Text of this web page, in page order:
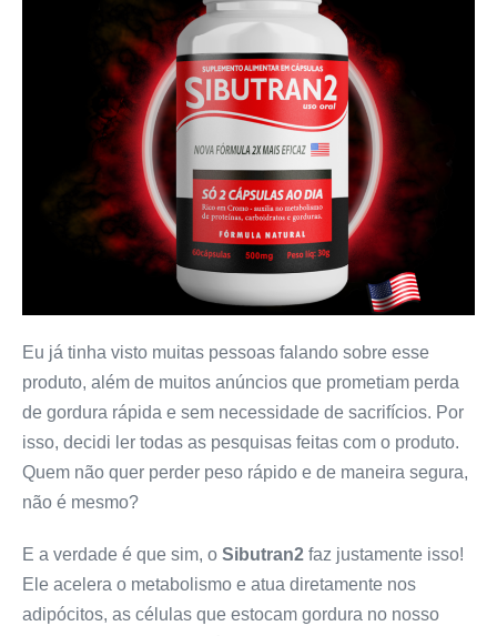
Eu já tinha visto muitas pessoas falando sobre esse
produto, além de muitos anúncios que prometiam perda
de gordura rápida e sem necessidade de sacrifícios. Por
isso, decidi ler todas as pesquisas feitas com o produto.
Quem não quer perder peso rápido e de maneira segura,
não é mesmo?
E a verdade é que sim, o Sibutran2 faz justamente isso!
Ele acelera o metabolismo e atua diretamente nos
adipócitos, as células que estocam gordura no nosso